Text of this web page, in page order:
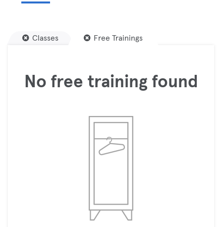
Classes Free Trainings
No free training found